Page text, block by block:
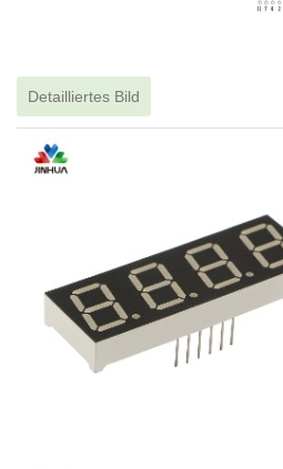
Detailliertes Bild